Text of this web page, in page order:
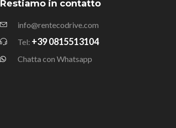
Restiamo in contatto
info@rentecodrive.com
Tel: +39 0815513104
Chatta con Whatsapp